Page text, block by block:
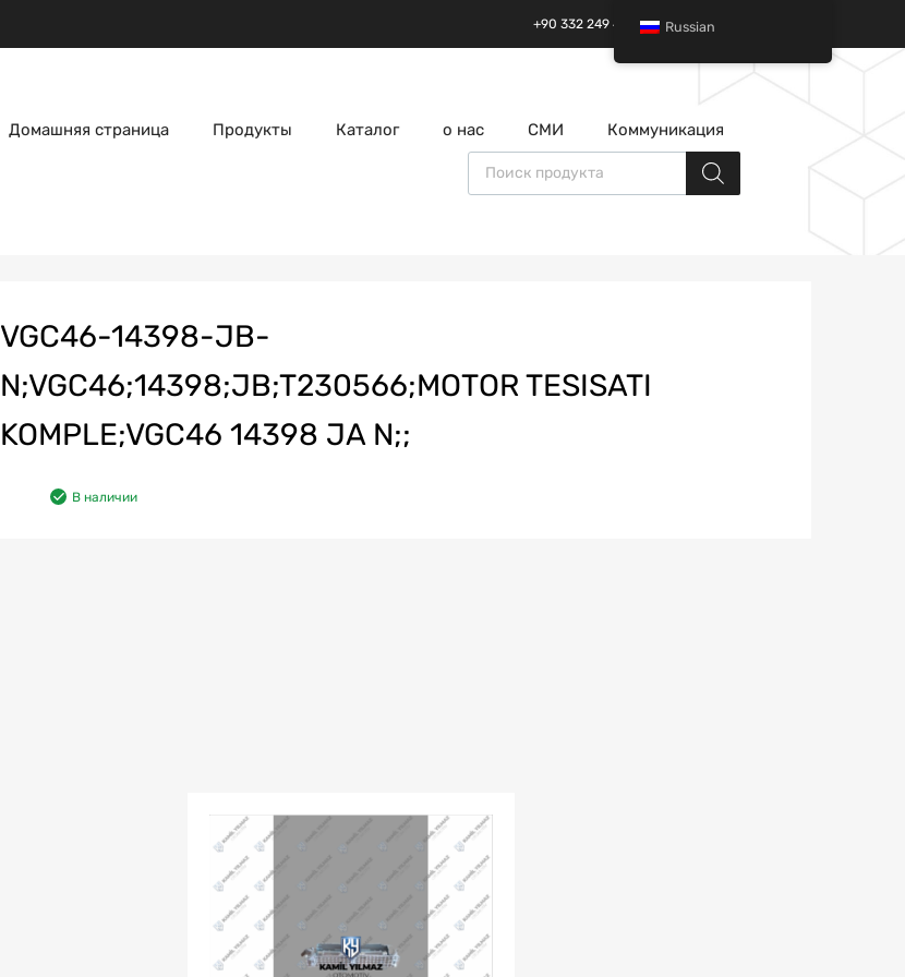
+90 332 249 49 01 | +90 532 685 32 42
Домашняя страница Продукты Каталог о нас СМИ Коммуникация
Поиск товаров
VGC46-14398-JB-
N;VGC46;14398;JB;T230566;MOTOR TESISATI
KOMPLE;VGC46 14398 JA N;;
В наличии
Russian